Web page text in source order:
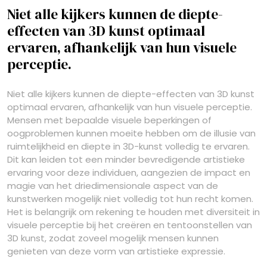
Niet alle kijkers kunnen de diepte-
effecten van 3D kunst optimaal
ervaren, afhankelijk van hun visuele
perceptie.
Niet alle kijkers kunnen de diepte-effecten van 3D kunst
optimaal ervaren, afhankelijk van hun visuele perceptie.
Mensen met bepaalde visuele beperkingen of
oogproblemen kunnen moeite hebben om de illusie van
ruimtelijkheid en diepte in 3D-kunst volledig te ervaren.
Dit kan leiden tot een minder bevredigende artistieke
ervaring voor deze individuen, aangezien de impact en
magie van het driedimensionale aspect van de
kunstwerken mogelijk niet volledig tot hun recht komen.
Het is belangrijk om rekening te houden met diversiteit in
visuele perceptie bij het creëren en tentoonstellen van
3D kunst, zodat zoveel mogelijk mensen kunnen
genieten van deze vorm van artistieke expressie.